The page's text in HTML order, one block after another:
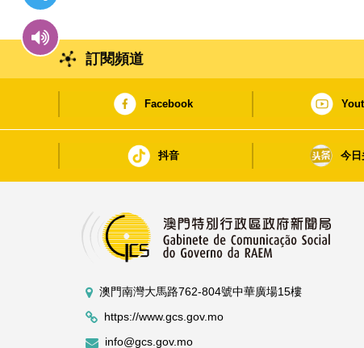
訂閱頻道
Facebook
抖音 今日
澳門南灣大馬路762-804號中華廣場15樓
https://www.gcs.gov.mo
info@gcs.gov.mo